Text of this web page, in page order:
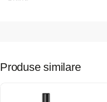
Produse similare